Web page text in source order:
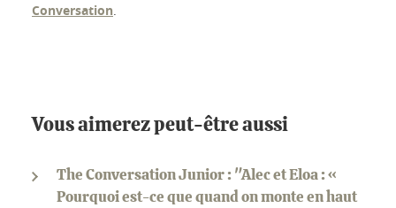
Conversation.
Vous aimerez peut-être aussi
The Conversation Junior : "Alec et Eloa : «
Pourquoi est-ce que quand on monte en haut